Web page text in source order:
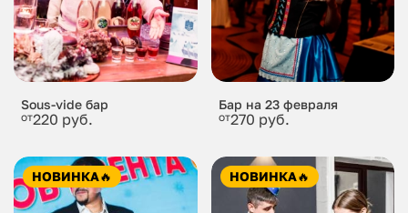
Sous-vide бар
от220 руб.
Бар на 23 февраля
от270 руб.
НОВИНКА🔥 НОВИНКА🔥